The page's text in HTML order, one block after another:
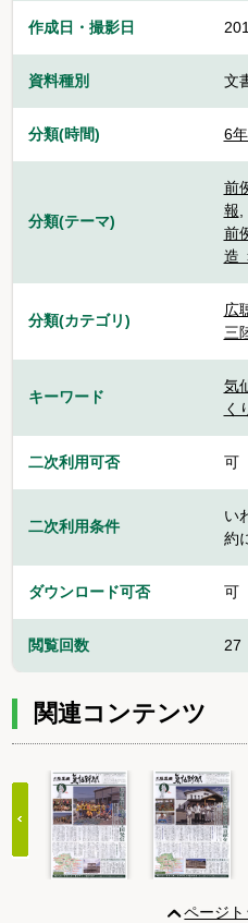
作成日・撮影日
資料種別 文
分類(時間) 6
分類(テーマ)
前
報,
前
造
分類(カテゴリ)
広
三
キーワード
気
く
二次利用可否 可
二次利用条件
い
約
ダウンロード可否 可
閲覧回数 27
関連コンテンツ
ページ